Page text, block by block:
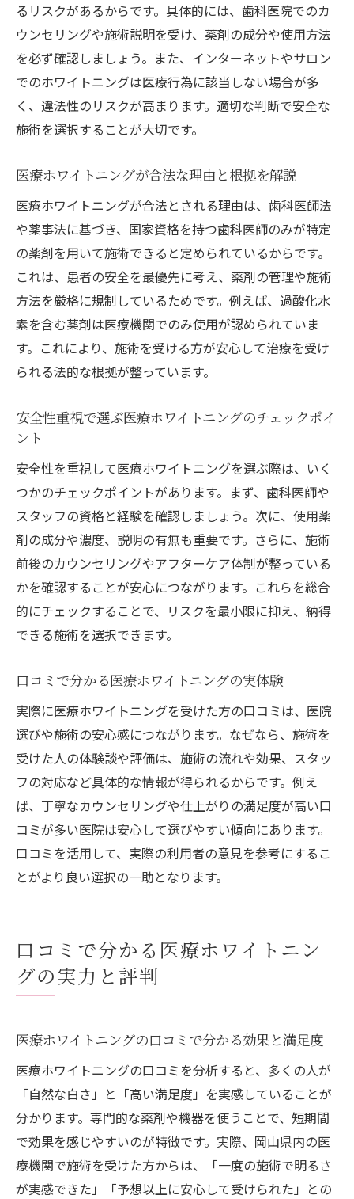
るリスクがあるからです。具体的には、歯科医院でのカ
ウンセリングや施術説明を受け、薬剤の成分や使用方法
を必ず確認しましょう。また、インターネットやサロン
でのホワイトニングは医療行為に該当しない場合が多
く、違法性のリスクが高まります。適切な判断で安全な
施術を選択することが大切です。
医療ホワイトニングが合法な理由と根拠を解説
医療ホワイトニングが合法とされる理由は、歯科医師法
や薬事法に基づき、国家資格を持つ歯科医師のみが特定
の薬剤を用いて施術できると定められているからです。
これは、患者の安全を最優先に考え、薬剤の管理や施術
方法を厳格に規制しているためです。例えば、過酸化水
素を含む薬剤は医療機関でのみ使用が認められていま
す。これにより、施術を受ける方が安心して治療を受け
られる法的な根拠が整っています。
安全性重視で選ぶ医療ホワイトニングのチェックポイ
ント
安全性を重視して医療ホワイトニングを選ぶ際は、いく
つかのチェックポイントがあります。まず、歯科医師や
スタッフの資格と経験を確認しましょう。次に、使用薬
剤の成分や濃度、説明の有無も重要です。さらに、施術
前後のカウンセリングやアフターケア体制が整っている
かを確認することが安心につながります。これらを総合
的にチェックすることで、リスクを最小限に抑え、納得
できる施術を選択できます。
口コミで分かる医療ホワイトニングの実体験
実際に医療ホワイトニングを受けた方の口コミは、医院
選びや施術の安心感につながります。なぜなら、施術を
受けた人の体験談や評価は、施術の流れや効果、スタッ
フの対応など具体的な情報が得られるからです。例え
ば、丁寧なカウンセリングや仕上がりの満足度が高い口
コミが多い医院は安心して選びやすい傾向にあります。
口コミを活用して、実際の利用者の意見を参考にするこ
とがより良い選択の一助となります。
口コミで分かる医療ホワイトニン
グの実力と評判
医療ホワイトニングの口コミで分かる効果と満足度
医療ホワイトニングの口コミを分析すると、多くの人が
「自然な白さ」と「高い満足度」を実感していることが
分かります。専門的な薬剤や機器を使うことで、短期間
で効果を感じやすいのが特徴です。実際、岡山県内の医
療機関で施術を受けた方からは、「一度の施術で明るさ
が実感できた」「予想以上に安心して受けられた」との